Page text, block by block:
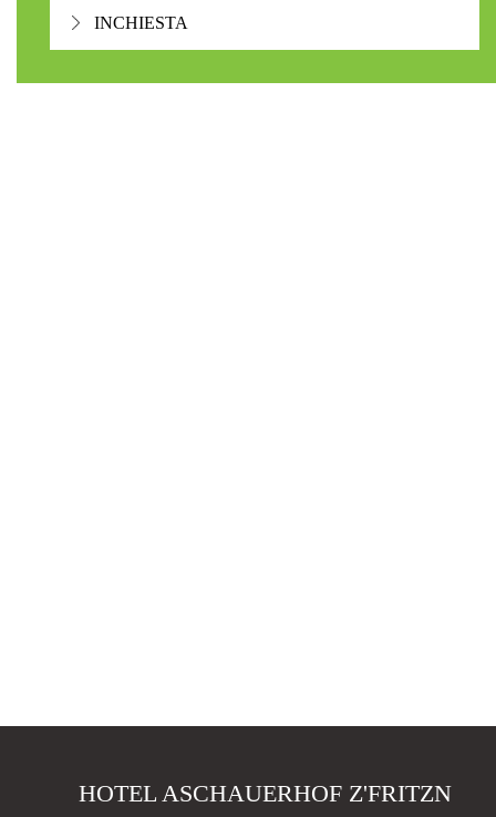
INCHIESTA
HOTEL ASCHAUERHOF Z'FRITZN